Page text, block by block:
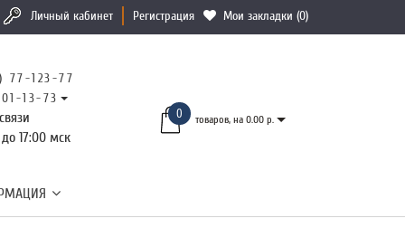
Личный кабинет Регистрация Мои закладки (0)
77-123-77
13-73
17:00 мск
0 товаров, на 0.00 р.